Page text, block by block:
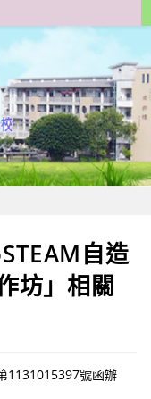
自造
坊」相關
1131015397號函辦